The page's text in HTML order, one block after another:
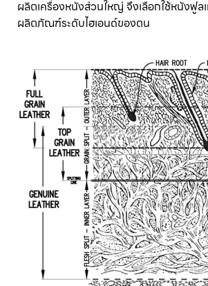
ผลิตเครื่องหนังส่วนใหญ่ จึงเลือกใช้หนังฟูล
ผลิตภัณฑ์ระดับไฮเอนด์ของตน